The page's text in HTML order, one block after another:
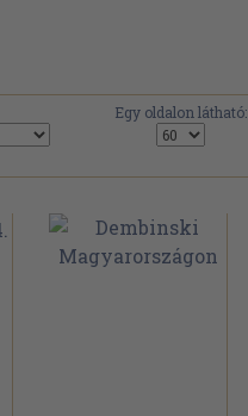
Egy oldalon látható: